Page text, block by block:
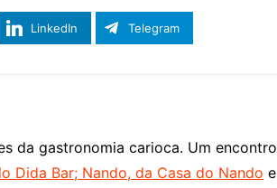
LinkedIn Telegram
da gastronomia carioca. Um encontro
Dida Bar; Nando, da Casa do Nando e